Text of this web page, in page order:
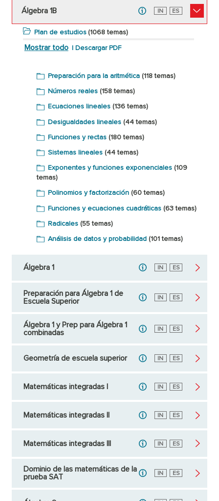
Álgebra 1B Inglés
IN Español
ES
Plan de estudios (1068 temas)
Mostrar todo | Descargar PDF
Preparación para la aritmética (118 temas)
Números reales (158 temas)
Ecuaciones lineales (136 temas)
Desigualdades lineales (44 temas)
Funciones y rectas (180 temas)
Sistemas lineales (44 temas)
Exponentes y funciones exponenciales (109
temas)
Polinomios y factorización (60 temas)
Funciones y ecuaciones cuadráticas (63 temas)
Radicales (55 temas)
Análisis de datos y probabilidad (101 temas)
Álgebra 1 Inglés
IN Español
ES
Preparación para Álgebra 1 de
Escuela Superior
Inglés
IN Español
ES
Álgebra 1 y Prep para Álgebra 1
combinadas
Inglés
IN Español
ES
Geometría de escuela superior Inglés
IN Español
ES
Matemáticas integradas I Inglés
IN Español
ES
Matemáticas integradas II Inglés
IN Español
ES
Matemáticas integradas III Inglés
IN Español
ES
Dominio de las matemáticas de la
prueba SAT
Inglés
IN Español
ES